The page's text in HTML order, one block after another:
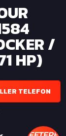
/
HP)
TELEFON